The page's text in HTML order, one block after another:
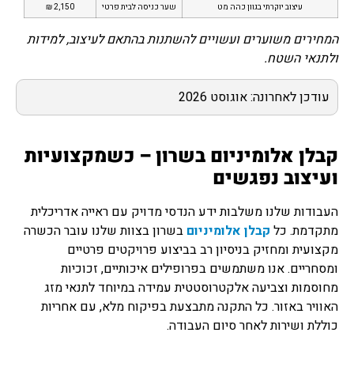
עיצוב יוקרתי בגוון כהה מט שער כניסה לבית פרטי 2,150 ₪
המחירים משוערים ועשויים להשתנות בהתאם לעיצוב, למידות
ולתנאי השטח.
עודכן לאחרונה: אוגוסט 2026
קבלן אלומיניום בשרון – כשמקצועיות
ועיצוב נפגשים
העבודות שלנו משלבות ידע הנדסי מדויק עם ראייה אדריכלית
מתקדמת. כל קבלן אלומיניום בשרון בצוות שלנו עובר הכשרה
מקצועית ומחזיק בניסיון רב בביצוע פרויקטים פרטיים
ומסחריים. אנו משתמשים בפרופילים איכותיים, זכוכיות
מחוסמות וצביעה אלקטרוסטטית עמידה במיוחד לתנאי מזג
האוויר באזור. כל התקנה מתבצעת בפיקוח מלא, עם אחריות
כוללת ושירות לאחר סיום העבודה.